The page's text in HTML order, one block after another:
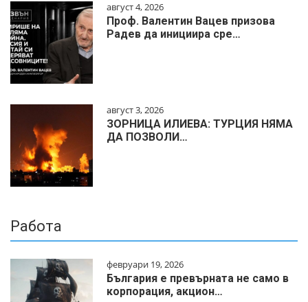
август 4, 2026
Проф. Валентин Вацев призова
Радев да инициира сре…
август 3, 2026
ЗОРНИЦА ИЛИЕВА: ТУРЦИЯ НЯМА
ДА ПОЗВОЛИ…
Работа
февруари 19, 2026
България е превърната не само в
корпорация, акцион…